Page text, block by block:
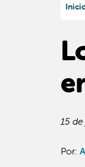
15
Por: